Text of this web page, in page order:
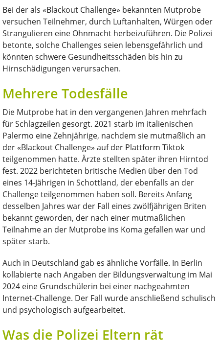
Bei der als «Blackout Challenge» bekannten Mutprobe
versuchen Teilnehmer, durch Luftanhalten, Würgen oder
Strangulieren eine Ohnmacht herbeizuführen. Die Polizei
betonte, solche Challenges seien lebensgefährlich und
könnten schwere Gesundheitsschäden bis hin zu
Hirnschädigungen verursachen.
Mehrere Todesfälle
Die Mutprobe hat in den vergangenen Jahren mehrfach
für Schlagzeilen gesorgt. 2021 starb im italienischen
Palermo eine Zehnjährige, nachdem sie mutmaßlich an
der «Blackout Challenge» auf der Plattform Tiktok
teilgenommen hatte. Ärzte stellten später ihren Hirntod
fest. 2022 berichteten britische Medien über den Tod
eines 14-Jährigen in Schottland, der ebenfalls an der
Challenge teilgenommen haben soll. Bereits Anfang
desselben Jahres war der Fall eines zwölfjährigen Briten
bekannt geworden, der nach einer mutmaßlichen
Teilnahme an der Mutprobe ins Koma gefallen war und
später starb.
Auch in Deutschland gab es ähnliche Vorfälle. In Berlin
kollabierte nach Angaben der Bildungsverwaltung im Mai
2024 eine Grundschülerin bei einer nachgeahmten
Internet-Challenge. Der Fall wurde anschließend schulisch
und psychologisch aufgearbeitet.
Was die Polizei Eltern rät